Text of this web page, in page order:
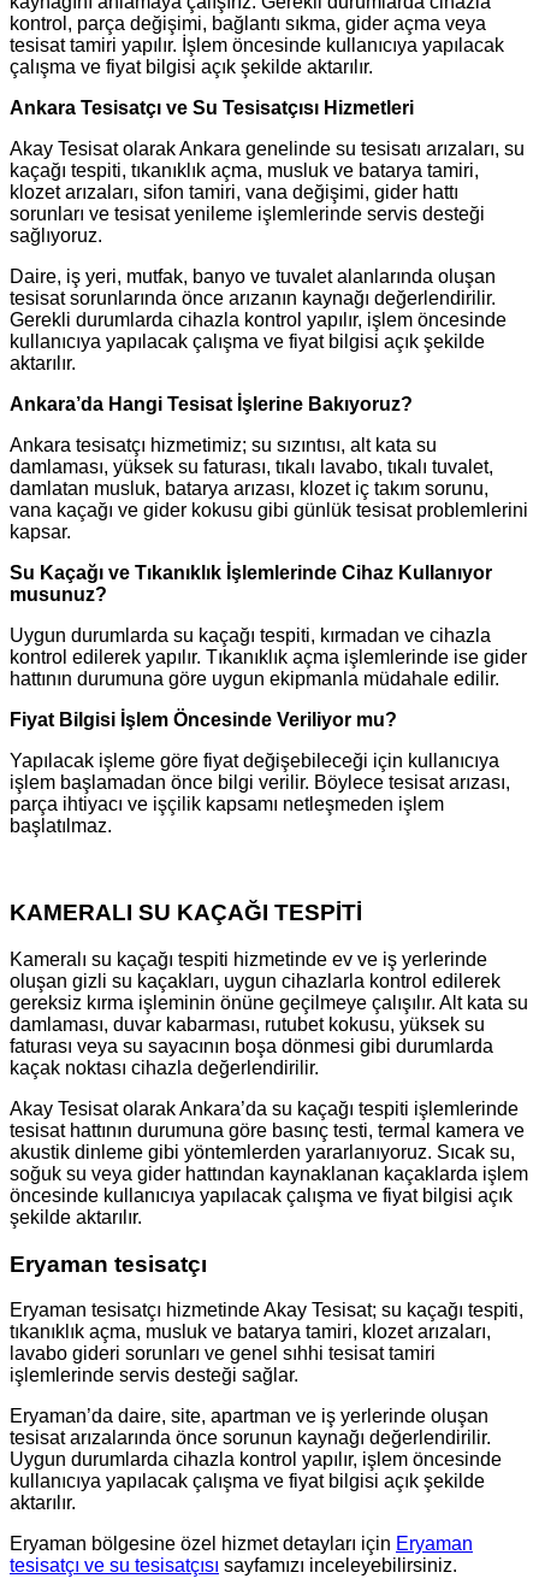
kontrol, parça değişimi, bağlantı sıkma, gider açma veya
tesisat tamiri yapılır. İşlem öncesinde kullanıcıya yapılacak
çalışma ve fiyat bilgisi açık şekilde aktarılır.
Ankara Tesisatçı ve Su Tesisatçısı Hizmetleri
Akay Tesisat olarak Ankara genelinde su tesisatı arızaları, su
kaçağı tespiti, tıkanıklık açma, musluk ve batarya tamiri,
klozet arızaları, sifon tamiri, vana değişimi, gider hattı
sorunları ve tesisat yenileme işlemlerinde servis desteği
sağlıyoruz.
Daire, iş yeri, mutfak, banyo ve tuvalet alanlarında oluşan
tesisat sorunlarında önce arızanın kaynağı değerlendirilir.
Gerekli durumlarda cihazla kontrol yapılır, işlem öncesinde
kullanıcıya yapılacak çalışma ve fiyat bilgisi açık şekilde
aktarılır.
Ankara’da Hangi Tesisat İşlerine Bakıyoruz?
Ankara tesisatçı hizmetimiz; su sızıntısı, alt kata su
damlaması, yüksek su faturası, tıkalı lavabo, tıkalı tuvalet,
damlatan musluk, batarya arızası, klozet iç takım sorunu,
vana kaçağı ve gider kokusu gibi günlük tesisat problemlerini
kapsar.
Su Kaçağı ve Tıkanıklık İşlemlerinde Cihaz Kullanıyor
musunuz?
Uygun durumlarda su kaçağı tespiti, kırmadan ve cihazla
kontrol edilerek yapılır. Tıkanıklık açma işlemlerinde ise gider
hattının durumuna göre uygun ekipmanla müdahale edilir.
Fiyat Bilgisi İşlem Öncesinde Veriliyor mu?
Yapılacak işleme göre fiyat değişebileceği için kullanıcıya
işlem başlamadan önce bilgi verilir. Böylece tesisat arızası,
parça ihtiyacı ve işçilik kapsamı netleşmeden işlem
başlatılmaz.
KAMERALI SU KAÇAĞI TESPİTİ
Kameralı su kaçağı tespiti hizmetinde ev ve iş yerlerinde
oluşan gizli su kaçakları, uygun cihazlarla kontrol edilerek
gereksiz kırma işleminin önüne geçilmeye çalışılır. Alt kata su
damlaması, duvar kabarması, rutubet kokusu, yüksek su
faturası veya su sayacının boşa dönmesi gibi durumlarda
kaçak noktası cihazla değerlendirilir.
Akay Tesisat olarak Ankara’da su kaçağı tespiti işlemlerinde
tesisat hattının durumuna göre basınç testi, termal kamera ve
akustik dinleme gibi yöntemlerden yararlanıyoruz. Sıcak su,
soğuk su veya gider hattından kaynaklanan kaçaklarda işlem
öncesinde kullanıcıya yapılacak çalışma ve fiyat bilgisi açık
şekilde aktarılır.
Eryaman tesisatçı
Eryaman tesisatçı hizmetinde Akay Tesisat; su kaçağı tespiti,
tıkanıklık açma, musluk ve batarya tamiri, klozet arızaları,
lavabo gideri sorunları ve genel sıhhi tesisat tamiri
işlemlerinde servis desteği sağlar.
Eryaman’da daire, site, apartman ve iş yerlerinde oluşan
tesisat arızalarında önce sorunun kaynağı değerlendirilir.
Uygun durumlarda cihazla kontrol yapılır, işlem öncesinde
kullanıcıya yapılacak çalışma ve fiyat bilgisi açık şekilde
aktarılır.
Eryaman bölgesine özel hizmet detayları için Eryaman
tesisatçı ve su tesisatçısı sayfamızı inceleyebilirsiniz.